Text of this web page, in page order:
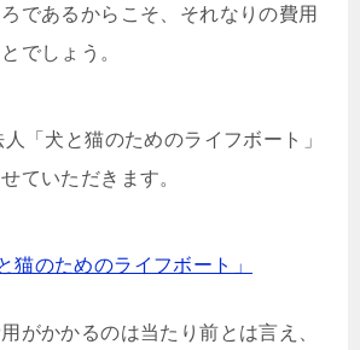
であるからこそ、それなりの費用
でしょう。
「犬と猫のためのライフボート」
ていただきます。
猫のためのライフボート」
がかかるのは当たり前とは言え、